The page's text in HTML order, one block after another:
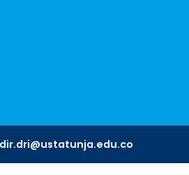
dir.dri@ustatunja.edu.co